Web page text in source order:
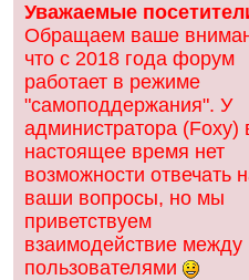
Уважаемые
Обращаем ваше
что с 2018 года форум
работает в режиме
"самоподдержания". У
администратора (Foxy)
настоящее время нет
возможности отвечать
ваши вопросы, но мы
приветствуем
взаимодействие между
пользователями